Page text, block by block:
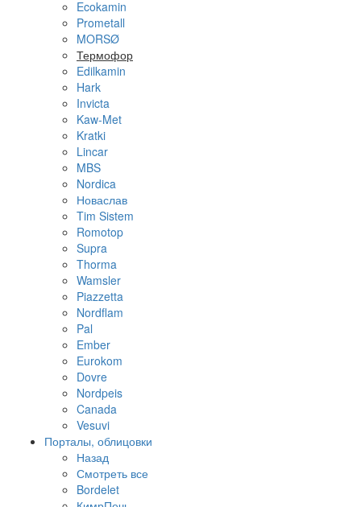
Ecokamin
Prometall
MORSØ
Термофор
Edilkamin
Hark
Invicta
Kaw-Met
Kratki
Lincar
MBS
Nordica
Новаслав
Tim Sistem
Romotop
Supra
Thorma
Wamsler
Piazzetta
Nordflam
Pal
Ember
Eurokom
Dovre
Nordpeis
Canada
Vesuvi
Порталы, облицовки
Назад
Смотреть все
Bordelet